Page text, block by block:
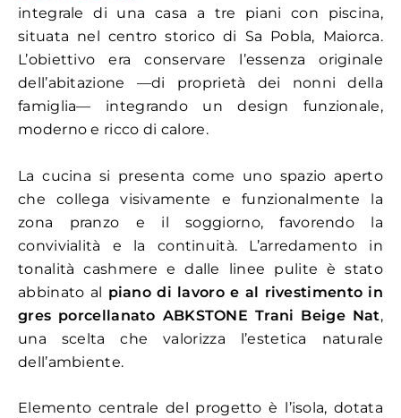
integrale di una casa a tre piani con piscina,
situata nel centro storico di Sa Pobla, Maiorca.
L’obiettivo era conservare l’essenza originale
dell’abitazione —di proprietà dei nonni della
famiglia— integrando un design funzionale,
moderno e ricco di calore.
La cucina si presenta come uno spazio aperto
che collega visivamente e funzionalmente la
zona pranzo e il soggiorno, favorendo la
convivialità e la continuità. L’arredamento in
tonalità cashmere e dalle linee pulite è stato
abbinato al piano di lavoro e al rivestimento in
gres porcellanato ABKSTONE Trani Beige Nat,
una scelta che valorizza l’estetica naturale
dell’ambiente.
Elemento centrale del progetto è l’isola, dotata